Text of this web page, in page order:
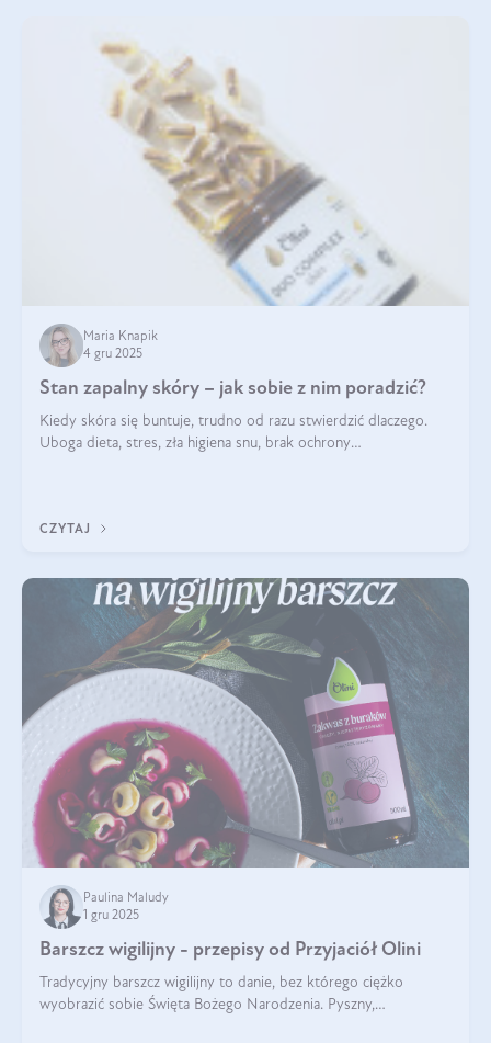
Maria Knapik
4 gru 2025
Stan zapalny skóry – jak sobie z nim poradzić?
Kiedy skóra się buntuje, trudno od razu stwierdzić dlaczego.
Uboga dieta, stres, zła higiena snu, brak ochrony
CZYTAJ
Paulina Maludy
1 gru 2025
Barszcz wigilijny - przepisy od Przyjaciół Olini
Tradycyjny barszcz wigilijny to danie, bez którego ciężko
wyobrazić sobie Święta Bożego Narodzenia. Pyszny,